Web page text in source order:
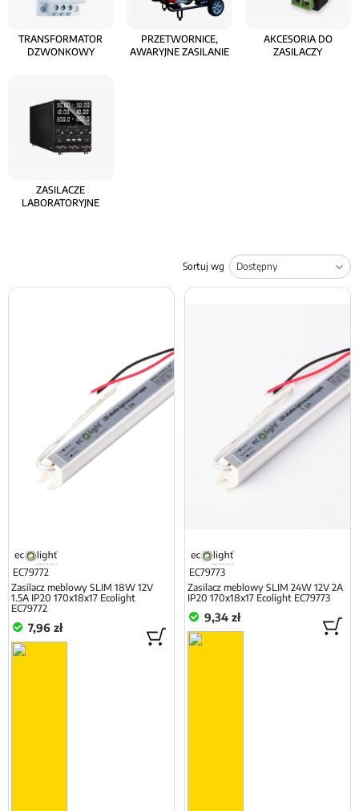
TRANSFORMATOR
DZWONKOWY
PRZETWORNICE,
AWARYJNE ZASILANIE
AKCESORIA DO
ZASILACZY
ZASILACZE
LABORATORYJNE
Sortuj wg
Lista produktów
EC79772
Zasilacz meblowy SLIM 18W 12V
1.5A IP20 170x18x17 Ecolight
EC79772
7,96 zł
EC79773
Zasilacz meblowy SLIM 24W 12V 2A
IP20 170x18x17 Ecolight EC79773
9,34 zł